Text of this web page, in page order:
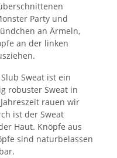
Party und
an Ärmeln,
an der linken
Sweat ist ein
robuster Sweat in
rauen wir
ist der Sweat
Haut. Knöpfe aus
sind naturbelassen